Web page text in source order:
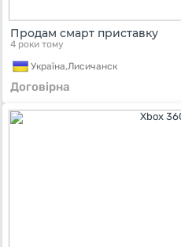
Продам смарт приставку
4 роки тому
Україна,Лисичанск
Договірна